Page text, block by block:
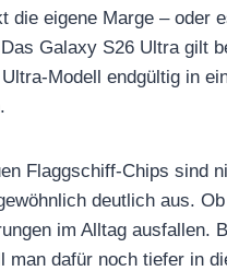
die eigene Marge – oder
Galaxy S26 Ultra gilt
Modell endgültig in
Flaggschiff-Chips sind
deutlich aus.
im Alltag ausfallen.
man dafür noch tiefer in